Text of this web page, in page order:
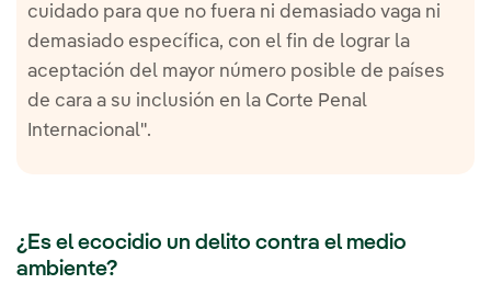
cuidado para que no fuera ni demasiado vaga ni
demasiado específica, con el fin de lograr la
aceptación del mayor número posible de países
de cara a su inclusión en la Corte Penal
Internacional".
¿Es el ecocidio un delito contra el medio
ambiente?